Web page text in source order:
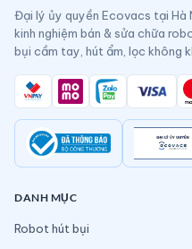
Đại lý ủy quyền Ecovacs tại Hà
kinh nghiệm bán & sửa chữa
bụi cầm tay, hút ẩm, lọc không
DANH MỤC
Robot hút bụi